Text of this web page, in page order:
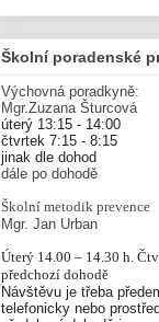
Školní poradenské
Výchovná poradkyně:
Mgr.Zuzana Šturcová
úterý 13:15 - 14:00
čtvrtek 7:15 - 8:15
jinak dle dohod
dále po dohodě
Školní metodik prevence
Mgr. Jan Urban
Úterý 14.00 – 14.30 h.
předchozí dohodě
Návštěvu je třeba
telefonicky nebo